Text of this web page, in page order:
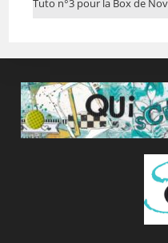
Tuto n°3 pour la Box de